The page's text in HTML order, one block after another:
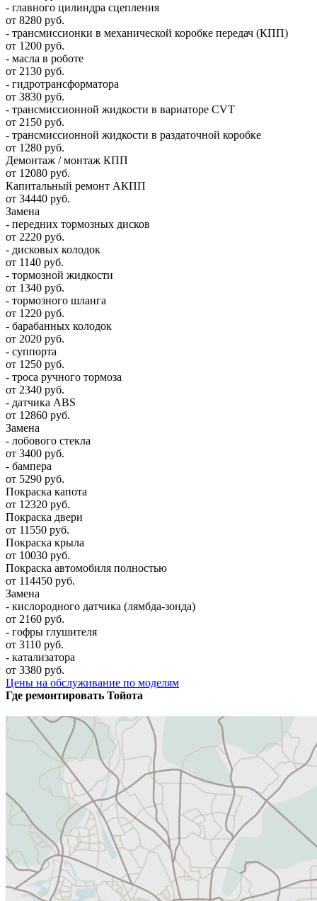
- главного цилиндра сцепления
от 8280 руб.
- трансмиссионки в механической коробке передач (КПП)
от 1200 руб.
- масла в роботе
от 2130 руб.
- гидротрансформатора
от 3830 руб.
- трансмиссионной жидкости в вариаторе CVT
от 2150 руб.
- трансмиссионной жидкости в раздаточной коробке
от 1280 руб.
Демонтаж / монтаж КПП
от 12080 руб.
Капитальный ремонт АКПП
от 34440 руб.
Замена
- передних тормозных дисков
от 2220 руб.
- дисковых колодок
от 1140 руб.
- тормозной жидкости
от 1340 руб.
- тормозного шланга
от 1220 руб.
- барабанных колодок
от 2020 руб.
- суппорта
от 1250 руб.
- троса ручного тормоза
от 2340 руб.
- датчика ABS
от 12860 руб.
Замена
- лобового стекла
от 3400 руб.
- бампера
от 5290 руб.
Покраска капота
от 12320 руб.
Покраска двери
от 11550 руб.
Покраска крыла
от 10030 руб.
Покраска автомобиля полностью
от 114450 руб.
Замена
- кислородного датчика (лямбда-зонда)
от 2160 руб.
- гофры глушителя
от 3110 руб.
- катализатора
от 3380 руб.
Цены на обслуживание по моделям
Где ремонтировать Тойота